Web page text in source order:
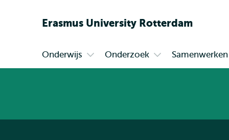
Erasmus University Rotterdam
Primair
Onderwijs Onderzoek Samenwerken